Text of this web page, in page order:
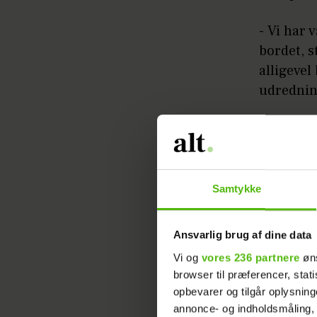
Samtykke
Ansvarlig brug af dine data
Vi og vores 236 partnere
browser til præferencer,
opbevarer og tilgår
annonce- og
- Vi har
bordet,
alligevel
Efter en
byde
for tidligt.
- Arthur
uden
med en